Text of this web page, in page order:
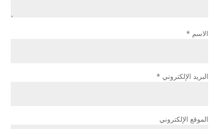
الاسم *
البريد الإلكتروني *
الموقع الإلكتروني